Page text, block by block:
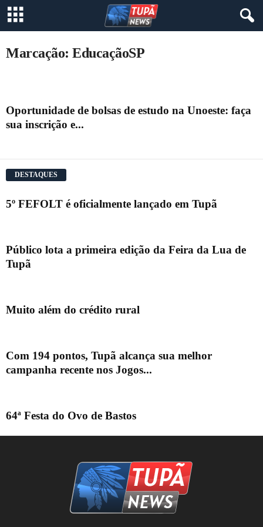
Marcação: EducaçãoSP
Oportunidade de bolsas de estudo na Unoeste: faça
sua inscrição e...
DESTAQUES
5º FEFOLT é oficialmente lançado em Tupã
Público lota a primeira edição da Feira da Lua de
Tupã
Muito além do crédito rural
Com 194 pontos, Tupã alcança sua melhor
campanha recente nos Jogos...
64ª Festa do Ovo de Bastos